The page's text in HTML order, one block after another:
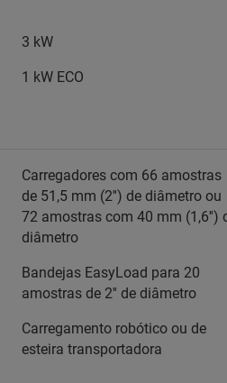
3 kW
1 kW ECO
Carregadores com 66 amostras
de 51,5 mm (2'') de diâmetro ou
72 amostras com 40 mm (1,6'')
diâmetro
Bandejas EasyLoad para 20
amostras de 2'' de diâmetro
Carregamento robótico ou de
esteira transportadora